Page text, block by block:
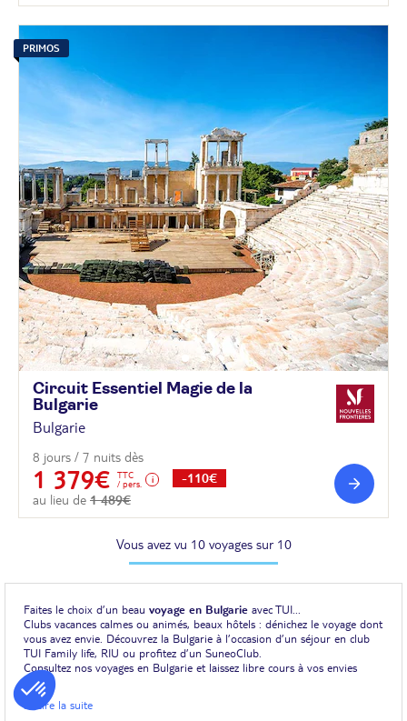
PRIMOS
Circuit Essentiel Magie de la
Bulgarie
Bulgarie
8 jours / 7 nuits dès
1 379€
TTC
/ pers.
au lieu de 1 489€
-110€
Vous avez vu 10 voyages sur 10
Faites le choix d’un beau voyage en Bulgarie avec TUI...
Clubs vacances calmes ou animés, beaux hôtels : dénichez le voyage dont
vous avez envie. Découvrez la Bulgarie à l’occasion d’un séjour en club
TUI Family life, RIU ou profitez d’un SuneoClub.
Consultez nos voyages en Bulgarie et laissez libre cours à vos envies
d’évasion...
... Lire la suite